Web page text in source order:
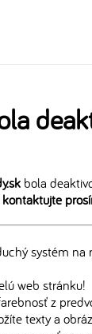
bola
kontaktujte
systém na
web stránku!
z
texty a